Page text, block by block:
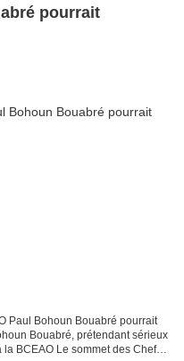
pourrait
Paul Bohoun Bouabré pourrait
Bouabré, prétendant sérieux
BCEAO Le sommet des Chefs